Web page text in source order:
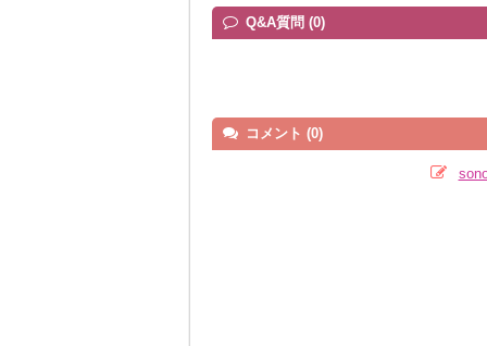
Q&A質問 (0)
コメント (0)